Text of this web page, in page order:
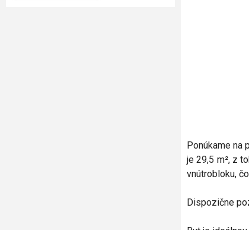
Ponúkame na
je 29,5 m², z
vnútrobloku,
Dispozične